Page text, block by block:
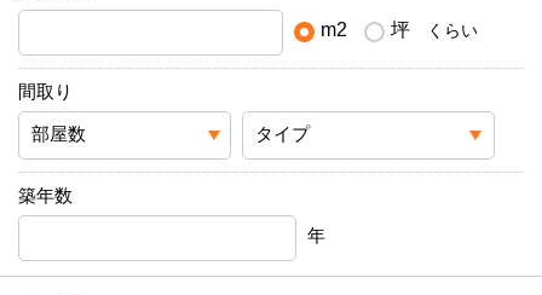
m2 坪 くらい
間取り
築年数
年